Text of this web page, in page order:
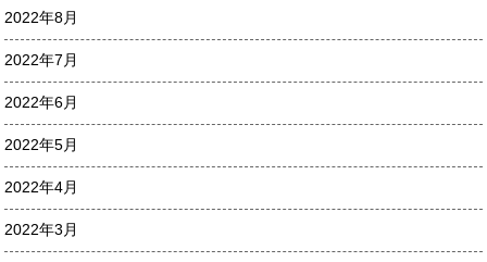
2022年8月
2022年7月
2022年6月
2022年5月
2022年4月
2022年3月